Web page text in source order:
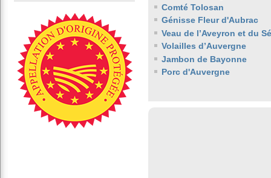
Comté Tolosan
Génisse Fleur d'Aubrac
Veau de l’Aveyron et du
Volailles d’Auvergne
Jambon de Bayonne
Porc d'Auvergne